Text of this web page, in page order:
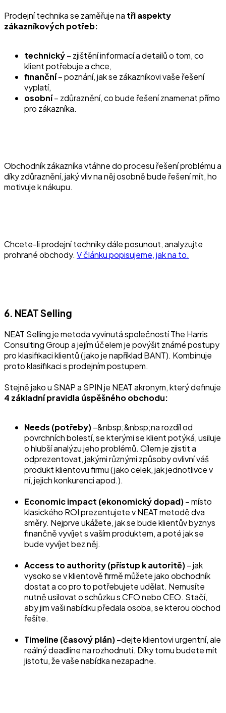
Prodejní technika se zaměřuje na tři aspekty
zákazníkových potřeb:
technický– zjištění informací a detailů o tom, co
klient potřebuje a chce,
finanční– poznání, jak se zákazníkovi vaše řešení
vyplatí,
osobní– zdůraznění, co bude řešení znamenat přímo
pro zákazníka.
Obchodník zákazníka vtáhne do procesu řešení problému a
díky zdůraznění, jaký vliv na něj osobně bude řešení mít, ho
motivuje k nákupu.
Chcete-li prodejní techniky dále posunout, analyzujte
prohrané obchody. V článku popisujeme, jak na to.
6. NEAT Selling
NEAT Selling je metoda vyvinutá společností The Harris
Consulting Group a jejím účelem je povýšit známé postupy
pro klasifikaci klientů (jako je například BANT). Kombinuje
proto klasifikaci s prodejním postupem.
Stejně jako u SNAP a SPIN je NEAT akronym, který definuje
4 základní pravidla úspěšného obchodu:
Needs (potřeby)–&nbsp;&nbsp;na rozdíl od
povrchních bolestí, se kterými se klient potýká, usiluje
o hlubší analýzu jeho problémů. Cílem je zjistit a
odprezentovat, jakými různými způsoby ovlivní váš
produkt klientovu firmu (jako celek, jak jednotlivce v
ní, jejich konkurenci apod.).
Economic impact (ekonomický dopad)– místo
klasického ROI prezentujete v NEAT metodě dva
směry. Nejprve ukážete, jak se bude klientův byznys
finančně vyvíjet s vaším produktem, a poté jak se
bude vyvíjet bez něj.
Access to authority (přístup k autoritě)– jak
vysoko se v klientově firmě můžete jako obchodník
dostat a co pro to potřebujete udělat. Nemusíte
nutně usilovat o schůzku s CFO nebo CEO. Stačí,
aby jim vaši nabídku předala osoba, se kterou obchod
řešíte.
Timeline (časový plán)–dejte klientovi urgentní, ale
reálný deadline na rozhodnutí. Díky tomu budete mít
jistotu, že vaše nabídka nezapadne.